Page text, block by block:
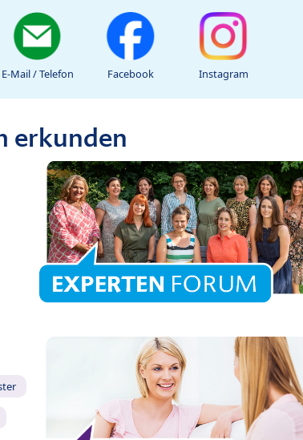
E-Mail / Telefon Facebook Instagram
erkunden